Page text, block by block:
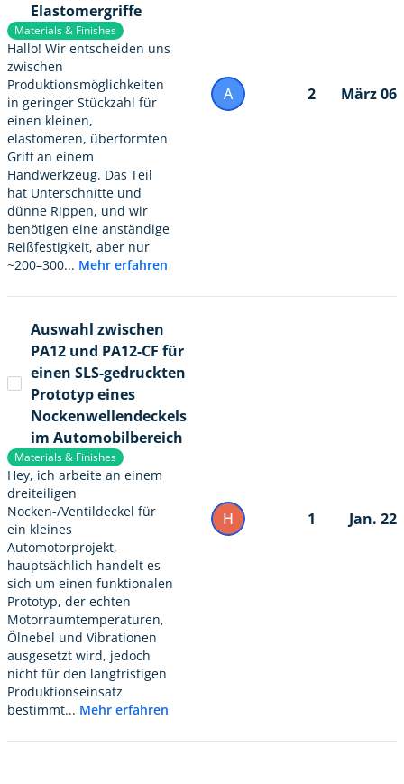
Elastomergriffe
Materials & Finishes
Hallo! Wir entscheiden uns
zwischen
Produktionsmöglichkeiten
in geringer Stückzahl für
einen kleinen,
elastomeren, überformten
Griff an einem
Handwerkzeug. Das Teil
hat Unterschnitte und
dünne Rippen, und wir
benötigen eine anständige
Reißfestigkeit, aber nur
~200–300... Mehr erfahren
A 2 März 06
Auswahl zwischen
PA12 und PA12-CF für
einen SLS-gedruckten
Prototyp eines
Nockenwellendeckels
im Automobilbereich
Materials & Finishes
Hey, ich arbeite an einem
dreiteiligen
Nocken-/Ventildeckel für
ein kleines
Automotorprojekt,
hauptsächlich handelt es
sich um einen funktionalen
Prototyp, der echten
Motorraumtemperaturen,
Ölnebel und Vibrationen
ausgesetzt wird, jedoch
nicht für den langfristigen
Produktionseinsatz
bestimmt... Mehr erfahren
H 1 Jan. 22